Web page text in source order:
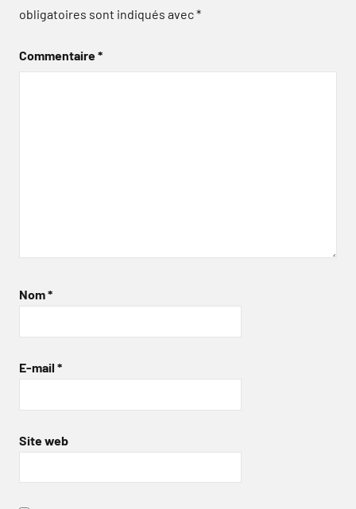
obligatoires sont indiqués avec*
Commentaire*
Nom*
E-mail *
Site web